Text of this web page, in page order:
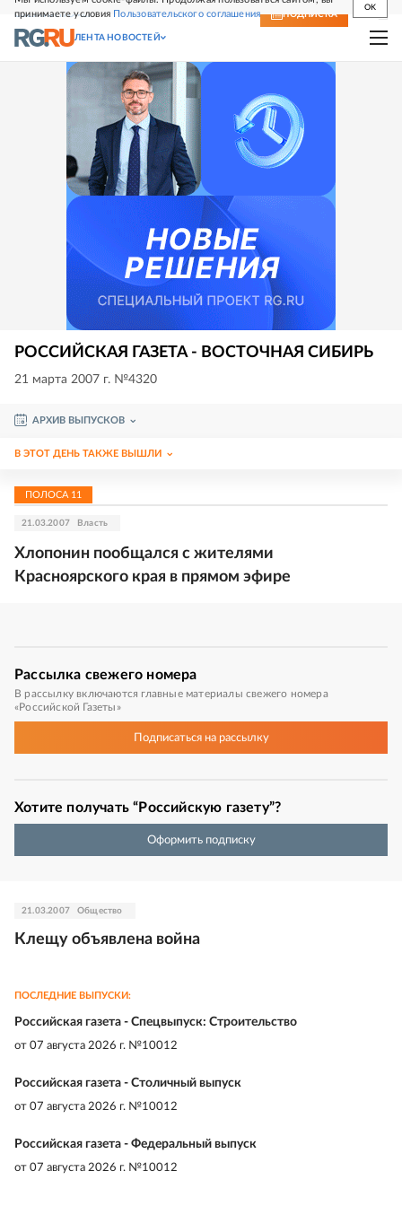
принимаете условия Пользовательского соглашения
OK
СВЕЖИЙ НОМЕР ПОДПИСКА
ЛЕНТА НОВОСТЕЙ
РОССИЙСКАЯ ГАЗЕТА - ВОСТОЧНАЯ СИБИРЬ
21 марта 2007 г. №4320
АРХИВ ВЫПУСКОВ
В ЭТОТ ДЕНЬ ТАКЖЕ ВЫШЛИ
ПОЛОСА 11
21.03.2007 Власть
Хлопонин пообщался с жителями
Красноярского края в прямом эфире
Рассылка свежего номера
В рассылку включаются главные материалы свежего номера
«Российской Газеты»
Подписатьсяна рассылку
Хотите получать “Российскую газету”?
Оформить подписку
21.03.2007 Общество
Клещу объявлена война
ПОСЛЕДНИЕ ВЫПУСКИ:
Российская газета - Спецвыпуск: Строительство
от 07 августа 2026 г. №10012
Российская газета - Столичный выпуск
от 07 августа 2026 г. №10012
Российская газета - Федеральный выпуск
от 07 августа 2026 г. №10012